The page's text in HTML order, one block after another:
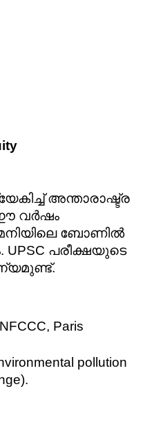
അന്താരാഷ്ട്ര
ഈ വർഷം
ബോണിൽ
പരീക്ഷയുടെ
Paris
pollution